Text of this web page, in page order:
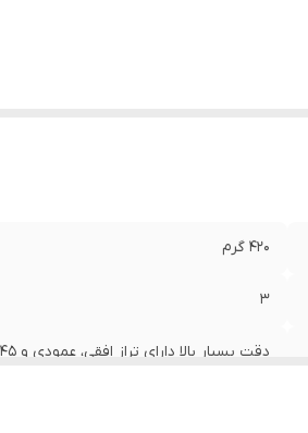
420 گرم
3
دقت بسیار بالا دارای تراز افقی، عمودی و 45 درجه مجهز به پوشش های لاستیکی ضد ضربه در دو طرفه تراز